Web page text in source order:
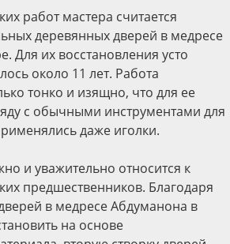
работ мастера считается
деревянных дверей в медресе
Для их восстановления усто
около 11 лет. Работа
тонко и изящно, что для ее
с обычными инструментами для
даже иголки.
и уважительно относится к
предшественников. Благодаря
в медресе Абдуманона в
на основе